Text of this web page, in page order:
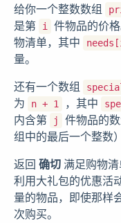
给你一个整数数组
是第 i 件物品的价
物清单，其中
量。
还有一个数组
为
n + 1 ，其中
内含第
j 件物品的
组中的最后一个整数
返回 确切 满足购物
利用大礼包的优惠活
量的物品，即使那样
次购买。